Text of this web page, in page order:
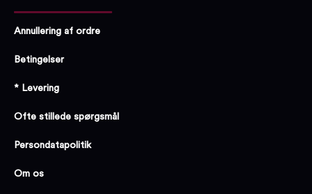
Annullering af ordre
Betingelser
* Levering
Ofte stillede spørgsmål
Persondatapolitik
Om os